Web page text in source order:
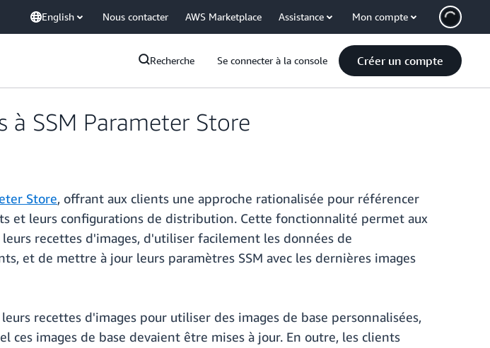
English Nous contacter AWS Marketplace Assistance Mon compte
Recherche Se connecter à la console Créer un compte
à SSM Parameter Store
Store, offrant aux clients une approche rationalisée pour référencer
et leurs configurations de distribution. Cette fonctionnalité permet aux
recettes d'images, d'utiliser facilement les données de
et de mettre à jour leurs paramètres SSM avec les dernières images
recettes d'images pour utiliser des images de base personnalisées,
images de base devaient être mises à jour. En outre, les clients